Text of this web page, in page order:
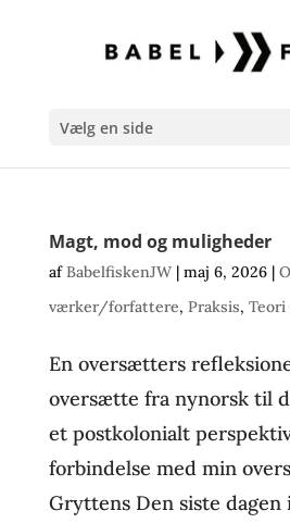
Vælg en side
Magt, mod og muligheder
afBabelfiskenJW| maj 6, 2026|
værker/forfattere, Praksis, Teori
En oversætters
oversætte fra nynorsk til
et postkolonialt
forbindelse med min
Gryttens Den siste dagen